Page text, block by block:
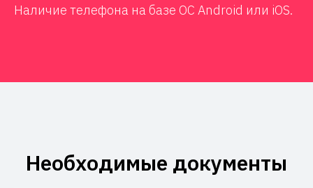
Наличие телефона на базе ОС Android или iOS.
Необходимые документы